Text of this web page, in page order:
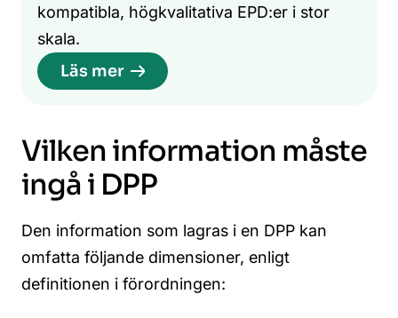
kompatibla, högkvalitativa EPD:er i stor
skala.
Läs mer
Vilken information måste
ingå i DPP
Den information som lagras i en DPP kan
omfatta följande dimensioner, enligt
definitionen i förordningen: